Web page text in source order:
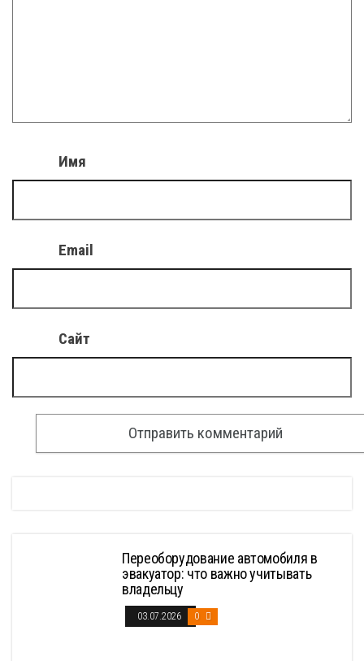
Имя
Email
Сайт
Переоборудование автомобиля в
эвакуатор: что важно учитывать
владельцу
03.07.2026 0